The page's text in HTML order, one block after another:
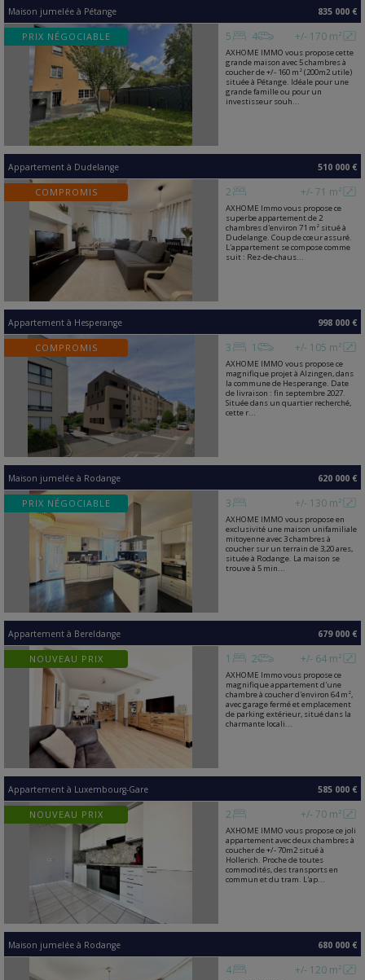
Maison jumelée à Pétange 835 000 €
PRIX NÉGOCIABLE +/- 170 m²
5 4
AXHOME IMMO vous propose cette
grande maison avec 5 chambres à
coucher de +/- 160 m² (200m2 utile)
située à Pétange. Idéale pour une
grande famille ou pour un
investisseur souh...
Appartement à Dudelange 510 000 €
COMPROMIS +/- 71 m²
2
AXHOME Immo vous propose ce
superbe appartement de 2
chambres d'environ 71 m² situé à
Dudelange. Coup de cœur assuré.
L'appartement se compose comme
suit : Rez-de-chaus...
Appartement à Hesperange 998 000 €
COMPROMIS +/- 105 m²
3 1
AXHOME IMMO vous propose ce
magnifique projet à Alzingen, dans
la commune de Hesperange. Date
de livraison : fin septembre 2027.
Située dans un quartier recherché,
cette r...
Maison jumelée à Rodange 620 000 €
PRIX NÉGOCIABLE +/- 130 m²
3
AXHOME IMMO vous propose en
exclusivité une maison unifamiliale
mitoyenne avec 3 chambres à
coucher sur un terrain de 3,20 ares,
située à Rodange. La maison se
trouve à 5 min...
Appartement à Bereldange 679 000 €
NOUVEAU PRIX +/- 64 m²
1 2
AXHOME Immo vous propose ce
magnifique appartement d'une
chambre à coucher d'environ 64 m²,
avec garage fermé et emplacement
de parking extérieur, situé dans la
charmante locali...
Appartement à Luxembourg-Gare 585 000 €
NOUVEAU PRIX +/- 70 m²
2
AXHOME IMMO vous propose ce joli
appartement avec deux chambres à
coucher de +/- 70m2 situé à
Hollerich. Proche de toutes
commodités, des transports en
commun et du tram. L'ap...
Maison jumelée à Rodange 680 000 €
+/- 120 m²
4